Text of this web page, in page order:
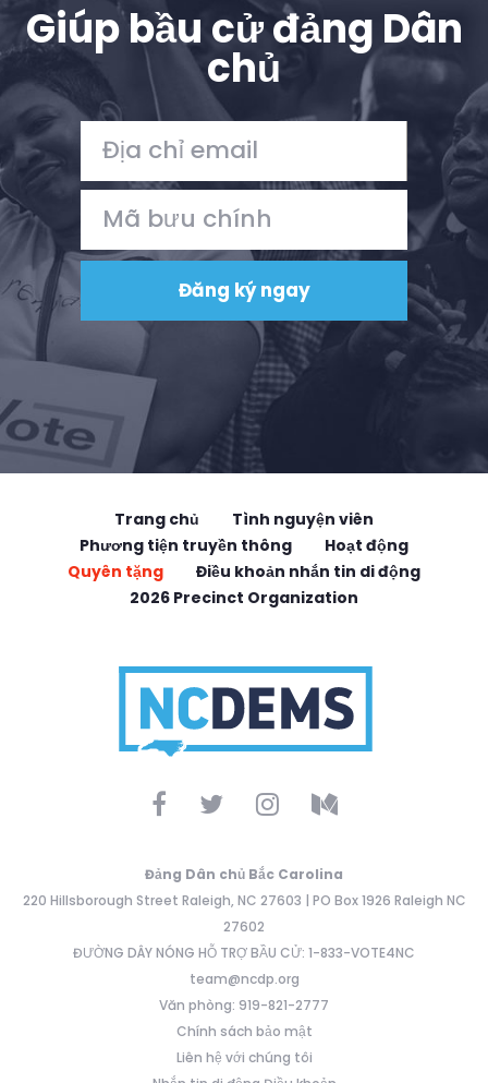
Giúp bầu cử đảng Dân
chủ
Trang chủ
Tình nguyện viên
Phương tiện truyền thông
Hoạt động
Quyên tặng
Điều khoản nhắn tin di động
2026 Precinct Organization
Đảng Dân chủ Bắc Carolina
220 Hillsborough Street Raleigh, NC 27603 | PO Box 1926 Raleigh NC
27602
ĐƯỜNG DÂY NÓNG HỖ TRỢ BẦU CỬ: 1-833-VOTE4NC
team@ncdp.org
Văn phòng: 919-821-2777
Chính sách bảo mật
Liên hệ với chúng tôi